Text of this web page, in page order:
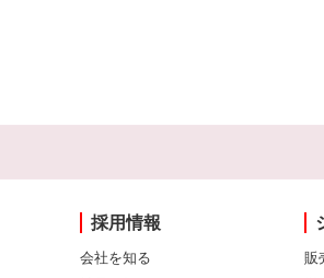
採用情報
会社を知る
販